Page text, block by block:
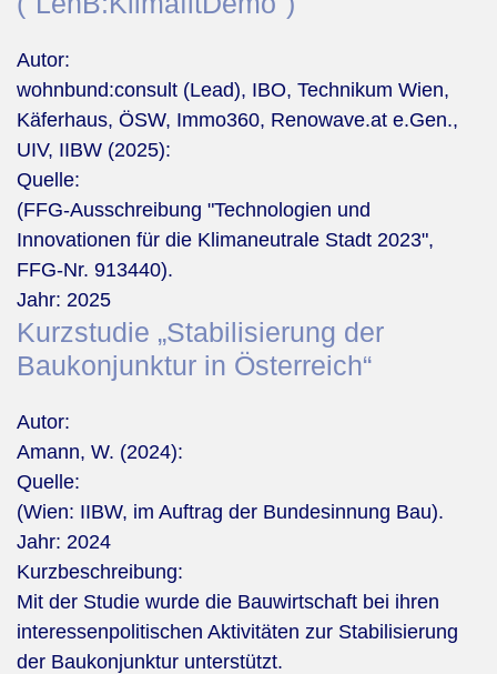
Autor:
wohnbund:consult (Lead), IBO, Technikum Wien,
Käferhaus, ÖSW, Immo360, Renowave.at e.Gen.,
UIV, IIBW (2025):
Quelle:
(FFG-Ausschreibung "Technologien und
Innovationen für die Klimaneutrale Stadt 2023",
FFG-Nr. 913440).
Jahr: 2025
Kurzstudie „Stabilisierung der
Baukonjunktur in Österreich“
Autor:
Amann, W. (2024):
Quelle:
(Wien: IIBW, im Auftrag der Bundesinnung Bau).
Jahr: 2024
Kurzbeschreibung:
Mit der Studie wurde die Bauwirtschaft bei ihren
interessenpolitischen Aktivitäten zur Stabilisierung
der Baukonjunktur unterstützt.